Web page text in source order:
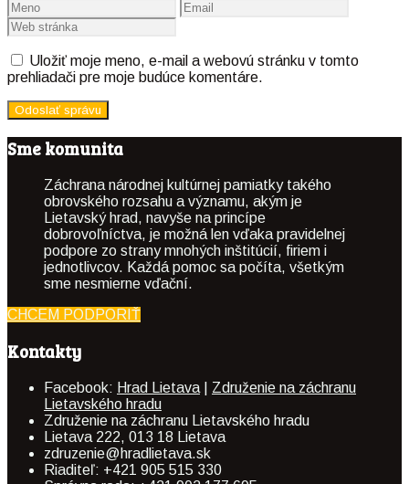
Uložiť moje meno, e-mail a webovú stránku v tomto
prehliadači pre moje budúce komentáre.
Sme komunita
Záchrana národnej kultúrnej pamiatky takého
obrovského rozsahu a významu, akým je
Lietavský hrad, navyše na princípe
dobrovoľníctva, je možná len vďaka pravidelnej
podpore zo strany mnohých inštitúcií, firiem i
jednotlivcov. Každá pomoc sa počíta, všetkým
sme nesmierne vďační.
CHCEM PODPORIŤ
Kontakty
Facebook: Hrad Lietava
Združenie na záchranu
Lietavského hradu
Združenie na záchranu Lietavského hradu
Lietava 222, 013 18 Lietava
zdruzenie@hradlietava.sk
Riaditeľ: +421 905 515 330